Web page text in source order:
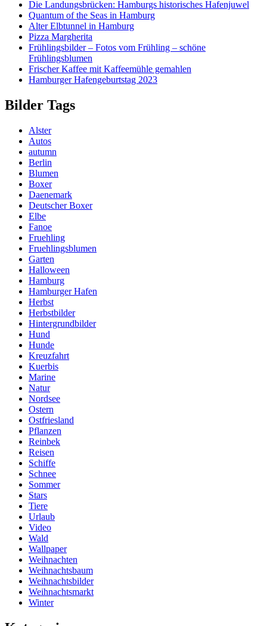
Die Landungsbrücken: Hamburgs historisches Hafenjuwel
Quantum of the Seas in Hamburg
Alter Elbtunnel in Hamburg
Pizza Margherita
Frühlingsbilder – Fotos vom Frühling – schöne
Frühlingsblumen
Frischer Kaffee mit Kaffeemühle gemahlen
Hamburger Hafengeburtstag 2023
Bilder Tags
Alster
Autos
autumn
Berlin
Blumen
Boxer
Daenemark
Deutscher Boxer
Elbe
Fanoe
Fruehling
Fruehlingsblumen
Garten
Halloween
Hamburg
Hamburger Hafen
Herbst
Herbstbilder
Hintergrundbilder
Hund
Hunde
Kreuzfahrt
Kuerbis
Marine
Natur
Nordsee
Ostern
Ostfriesland
Pflanzen
Reinbek
Reisen
Schiffe
Schnee
Sommer
Stars
Tiere
Urlaub
Video
Wald
Wallpaper
Weihnachten
Weihnachtsbaum
Weihnachtsbilder
Weihnachtsmarkt
Winter